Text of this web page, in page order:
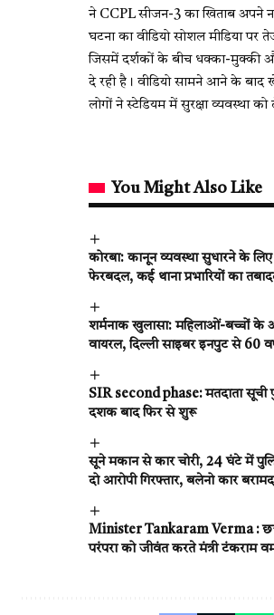
ने CCPL सीजन-3 का खिताब अपने
घटना का वीडियो सोशल मीडिया पर
जिसमें दर्शकों के बीच धक्का-मुक्की और
दे रही है। वीडियो सामने आने के बाद
लोगों ने स्टेडियम में सुरक्षा व्यवस्था
You Might Also Like
कोरबा: कानून व्यवस्था सुधारने के
फेरबदल, कई थाना प्रभारियों का
शर्मनाक खुलासा: महिलाओं-बच्चों के
वायरल, दिल्ली साइबर इनपुट से 60
SIR second phase: मतदाता सूची
दशक बाद फिर से शुरू
सूने मकान से कार चोरी, 24 घंटे में
दो आरोपी गिरफ्तार, बलेनो कार बरामद
Minister Tankaram Verma :
परंपरा को जीवंत करते मंत्री टंकराम